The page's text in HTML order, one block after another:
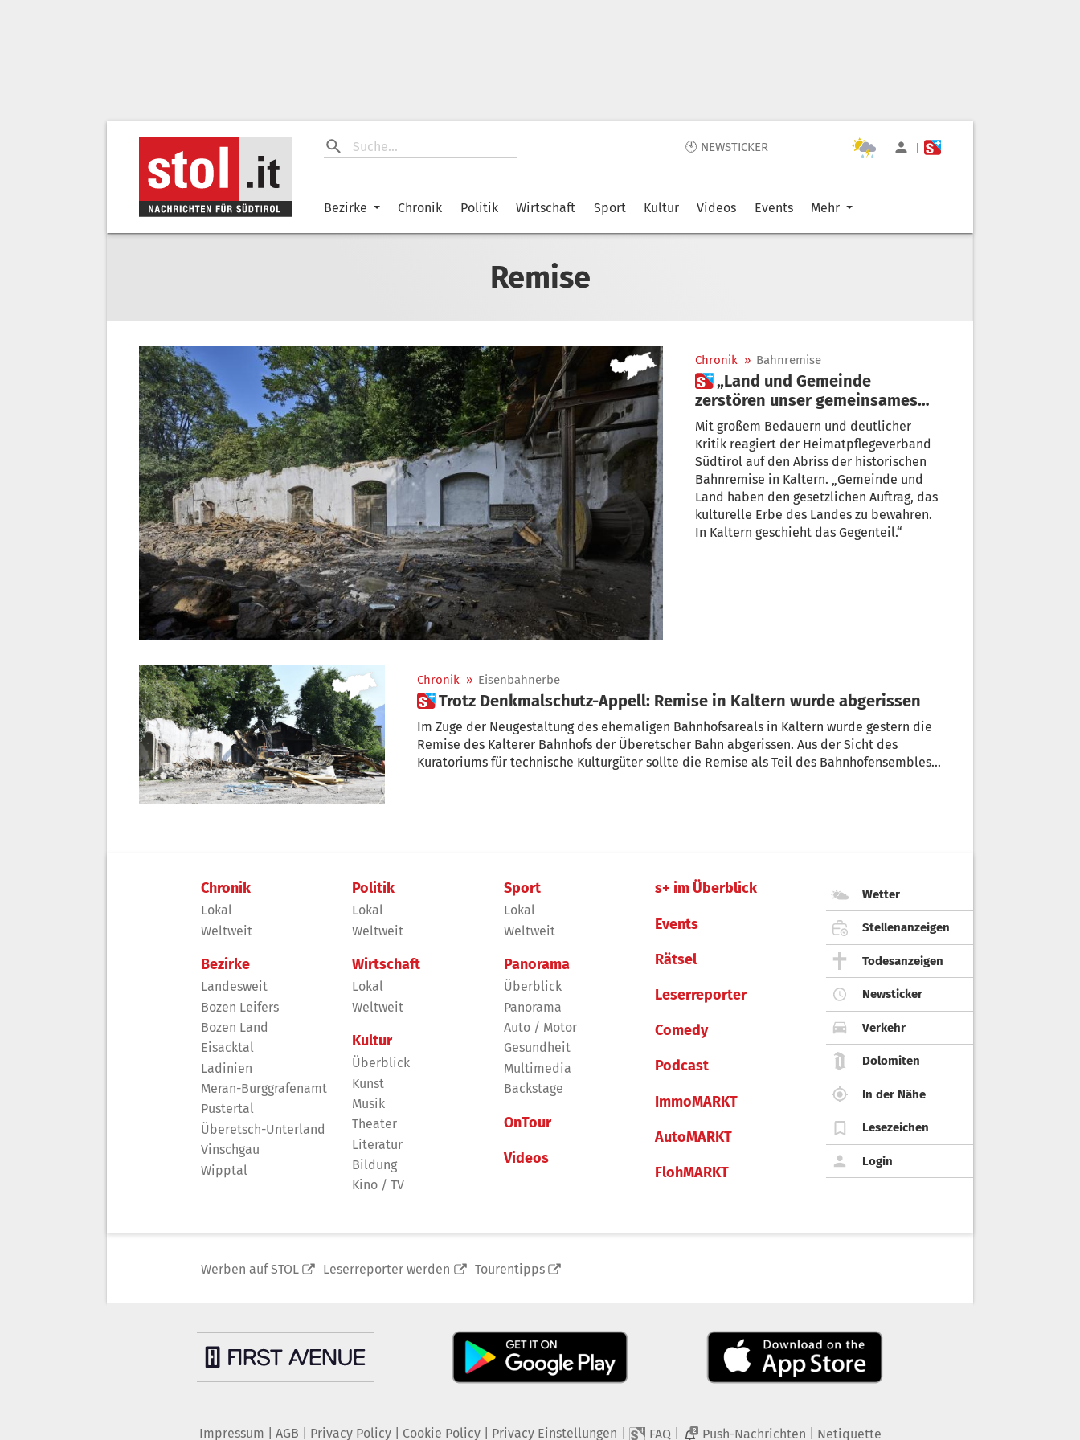
🕙 NEWSTICKER | |
Bezirke Chronik Politik Wirtschaft Sport Kultur Videos Events Mehr
Remise
Chronik » Bahnremise
 „Land und Gemeinde
zerstören unser gemeinsames
Kulturerbe“
Mit großem Bedauern und deutlicher
Kritik reagiert der Heimatpflegeverband
Südtirol auf den Abriss der historischen
Bahnremise in Kaltern. „Gemeinde und
Land haben den gesetzlichen Auftrag, das
kulturelle Erbe des Landes zu bewahren.
In Kaltern geschieht das Gegenteil.“
Chronik » Eisenbahnerbe
 Trotz Denkmalschutz-Appell: Remise in Kaltern wurde abgerissen
Im Zuge der Neugestaltung des ehemaligen Bahnhofsareals in Kaltern wurde gestern die
Remise des Kalterer Bahnhofs der Überetscher Bahn abgerissen. Aus der Sicht des
Kuratoriums für technische Kulturgüter sollte die Remise als Teil des Bahnhofensembles
Chronik
Lokal
Weltweit
Bezirke
Landesweit
Bozen Leifers
Bozen Land
Eisacktal
Ladinien
Meran-Burggrafenamt
Pustertal
Überetsch-Unterland
Vinschgau
Wipptal
Politik
Lokal
Weltweit
Wirtschaft
Lokal
Weltweit
Kultur
Überblick
Kunst
Musik
Theater
Literatur
Bildung
Kino / TV
Sport
Lokal
Weltweit
Panorama
Überblick
Panorama
Auto / Motor
Gesundheit
Multimedia
Backstage
OnTour
Videos
s+ im Überblick
Events
Rätsel
Leserreporter
Comedy
Podcast
ImmoMARKT
AutoMARKT
FlohMARKT
Wetter
Stellenanzeigen
Todesanzeigen
Newsticker
Verkehr
Dolomiten
In der Nähe
Lesezeichen
Login
Werben auf STOL Leserreporter werden Tourentipps
Impressum AGB Privacy Policy| Cookie Policy| Privacy Einstellungen FAQ 2 Push-Nachrichten Netiquette